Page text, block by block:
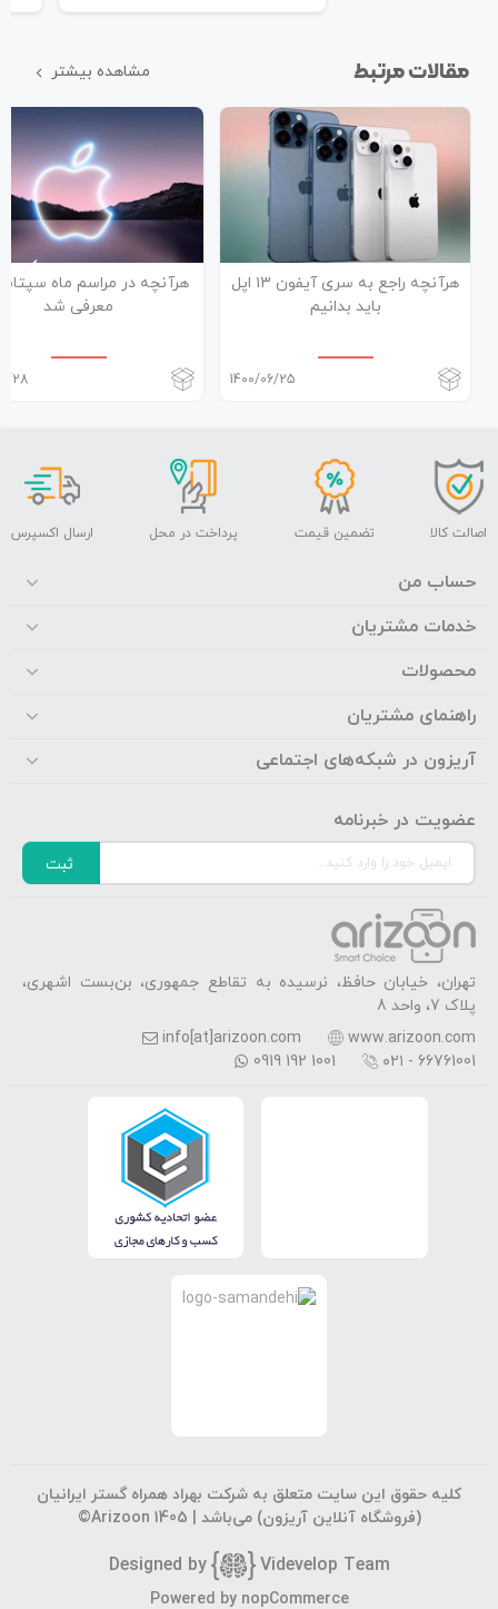
مقالات مرتبط مشاهده بیشتر
هرآنچه راجع به سری آیفون ۱۳ اپل
باید بدانیم
1400/06/25
هرآنچه در مراسم ماه
معرفی شد
28
اصالت کالا تضمین قیمت پرداخت در محل ارسال اکسپرس
حساب من
خدمات مشتریان
محصولات
راهنمای مشتریان
آریزون در شبکه‌های اجتماعی
عضویت در خبرنامه
ثبت
تهران، خیابان حافظ، نرسیده به تقاطع جمهوری، بن‌بست اشهری،
پلاک 7، واحد 8
www.arizoon.com
info[at]arizoon.com
۰۲۱ - 66761001
0919 192 1001
کلیه حقوق این سایت متعلق به شرکت بهراد همراه گستر ایرانیان
(فروشگاه آنلاین آریزون) می‌باشد | ©Arizoon 1405
Designed by Videvelop Team
Powered by nopCommerce